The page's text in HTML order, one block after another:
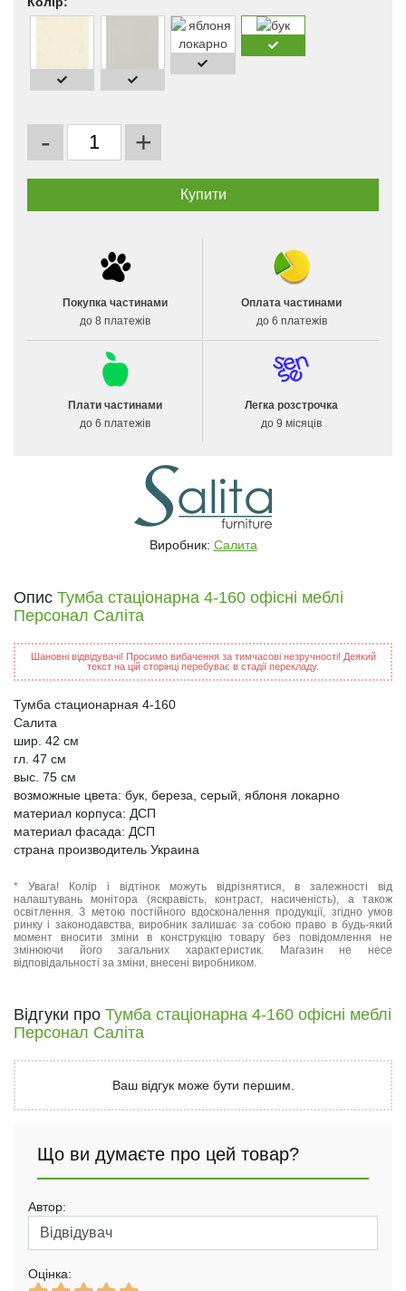
- +
Покупка частинами
до 8 платежів
Оплата частинами
до 6 платежів
Плати частинами
до 6 платежів
Легка розстрочка
до 9 місяців
Виробник: Салита
Опис Тумба стаціонарна 4-160 офісні меблі
Персонал Саліта
Шановні відвідувачі! Просимо вибачення за тимчасові незручності! Деякий
текст на цій сторінці перебуває в стадії перекладу.
Тумба стационарная 4-160
Салита
шир. 42 см
гл. 47 см
выс. 75 см
возможные цвета: бук, береза, серый, яблоня локарно
материал корпуса: ДСП
материал фасада: ДСП
страна производитель Украина
* Увага! Колір і відтінок можуть відрізнятися, в залежності від
налаштувань монітора (яскравість, контраст, насиченість), а також
освітлення. З метою постійного вдосконалення продукції, згідно умов
ринку і законодавства, виробник залишає за собою право в будь-який
момент вносити зміни в конструкцію товару без повідомлення не
змінюючи його загальних характеристик. Магазин не несе
відповідальності за зміни, внесені виробником.
Відгуки про Тумба стаціонарна 4-160 офісні меблі
Персонал Саліта
Ваш відгук може бути першим.
Що ви думаєте про цей товар?
Автор:
Оцінка: